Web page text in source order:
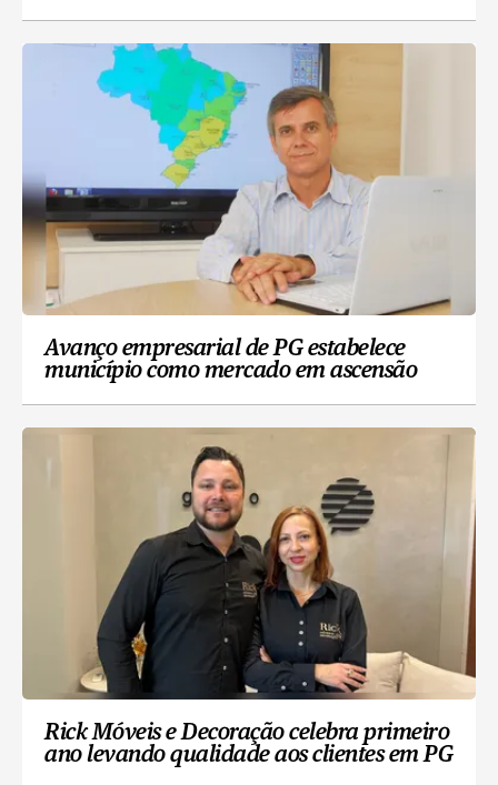
Avanço empresarial de PG estabelece
município como mercado em ascensão
Rick Móveis e Decoração celebra primeiro
ano levando qualidade aos clientes em PG